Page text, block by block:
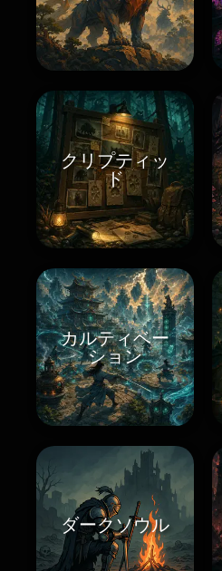
クリプティッ
ド
カルティベー
ション
ダークソウル